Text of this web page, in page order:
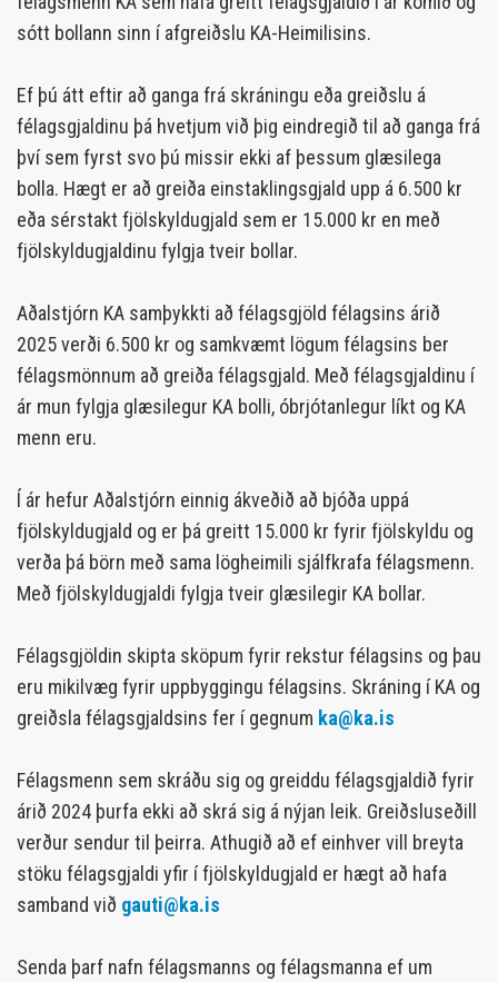
sótt bollann sinn í afgreiðslu KA-Heimilisins.
Ef þú átt eftir að ganga frá skráningu eða greiðslu á
félagsgjaldinu þá hvetjum við þig eindregið til að ganga frá
því sem fyrst svo þú missir ekki af þessum glæsilega
bolla. Hægt er að greiða einstaklingsgjald upp á 6.500 kr
eða sérstakt fjölskyldugjald sem er 15.000 kr en með
fjölskyldugjaldinu fylgja tveir bollar.
Aðalstjórn KA samþykkti að félagsgjöld félagsins árið
2025 verði 6.500 kr og samkvæmt lögum félagsins ber
félagsmönnum að greiða félagsgjald. Með félagsgjaldinu í
ár mun fylgja glæsilegur KA bolli, óbrjótanlegur líkt og KA
menn eru.
Í ár hefur Aðalstjórn einnig ákveðið að bjóða uppá
fjölskyldugjald og er þá greitt 15.000 kr fyrir fjölskyldu og
verða þá börn með sama lögheimili sjálfkrafa félagsmenn.
Með fjölskyldugjaldi fylgja tveir glæsilegir KA bollar.
Félagsgjöldin skipta sköpum fyrir rekstur félagsins og þau
eru mikilvæg fyrir uppbyggingu félagsins. Skráning í KA og
greiðsla félagsgjaldsins fer í gegnum ka@ka.is
Félagsmenn sem skráðu sig og greiddu félagsgjaldið fyrir
árið 2024 þurfa ekki að skrá sig á nýjan leik. Greiðsluseðill
verður sendur til þeirra. Athugið að ef einhver vill breyta
stöku félagsgjaldi yfir í fjölskyldugjald er hægt að hafa
samband við gauti@ka.is
Senda þarf nafn félagsmanns og félagsmanna ef um